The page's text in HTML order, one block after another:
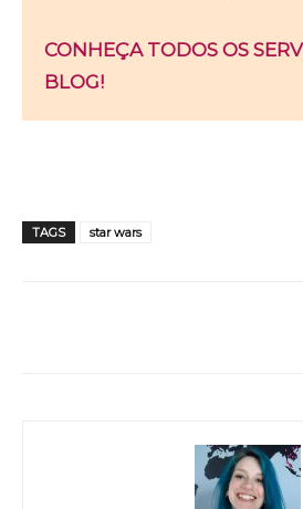
CONHEÇA TODOS OS
BLOG!
TAGS star wars